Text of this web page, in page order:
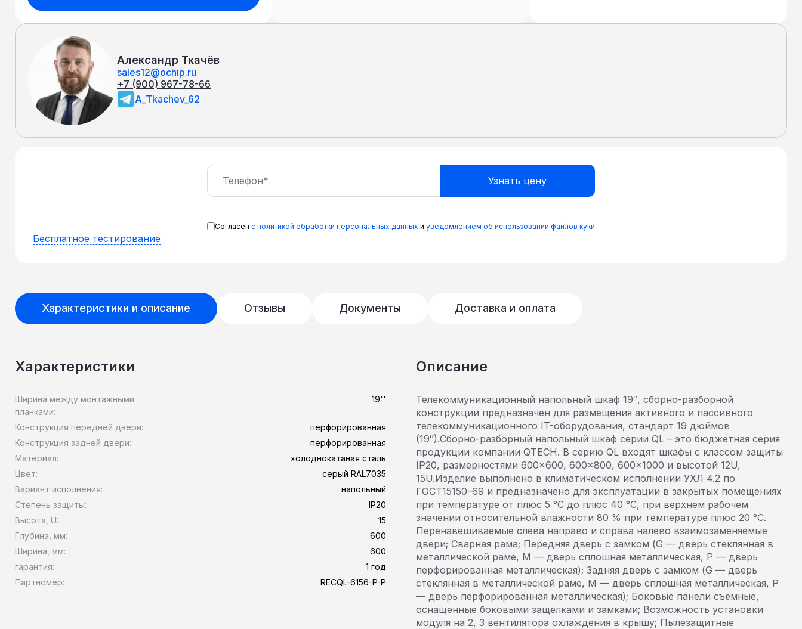
Александр Ткачёв
sales12@ochip.ru
+7 (900) 967-78-66
A_Tkachev_62
Согласен с политикой обработки персональных данных и уведомлением об использовании файлов куки
Бесплатное тестирование
Характеристики и описание Отзывы Документы Доставка и оплата
Характеристики
Ширина между монтажными
планками:
19''
Конструкция передней двери:
перфорированная
Конструкция задней двери:
перфорированная
Материал:
холоднокатаная сталь
Цвет:
серый RAL7035
Вариант исполнения:
напольный
Степень защиты:
IP20
Высота, U:
15
Глубина, мм:
600
Ширина, мм:
600
гарантия:
1 год
Партномер:
RECQL-6156-P-P
Описание
Телекоммуникационный напольный шкаф 19″, сборно-разборной
конструкции предназначен для размещения активного и пассивного
телекоммуникационного IT-оборудования, стандарт 19 дюймов
(19″).Сборно-разборный напольный шкаф серии QL – это бюджетная серия
продукции компании QTECH. В серию QL входят шкафы с классом защиты
IP20, размерностями 600×600, 600×800, 600×1000 и высотой 12U,
15U.Изделие выполнено в климатическом исполнении УХЛ 4.2 по
ГОСТ15150–69 и предназначено для эксплуатации в закрытых помещениях
при температуре от плюс 5 °С до плюс 40 °С, при верхнем рабочем
значении относительной влажности 80 % при температуре плюс 20 °С.
Перенавешиваемые слева направо и справа налево взаимозаменяемые
двери; Сварная рама; Передняя дверь с замком (G — дверь стеклянная в
металлической раме, M — дверь сплошная металлическая, P — дверь
перфорированная металлическая); Задняя дверь с замком (G — дверь
стеклянная в металлической раме, M — дверь сплошная металлическая, P
— дверь перфорированная металлическая); Боковые панели съёмные,
оснащенные боковыми защёлками и замками; Возможность установки
модуля на 2, 3 вентилятора охлаждения в крышу; Пылезащитные